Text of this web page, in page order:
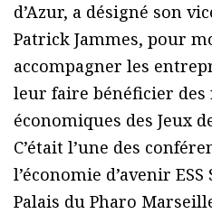
d’Azur, a désigné son
Patrick Jammes, pour
accompagner les
leur faire bénéficier des
économiques des Jeux
C’était l’une des
l’économie d’avenir
Palais du Pharo